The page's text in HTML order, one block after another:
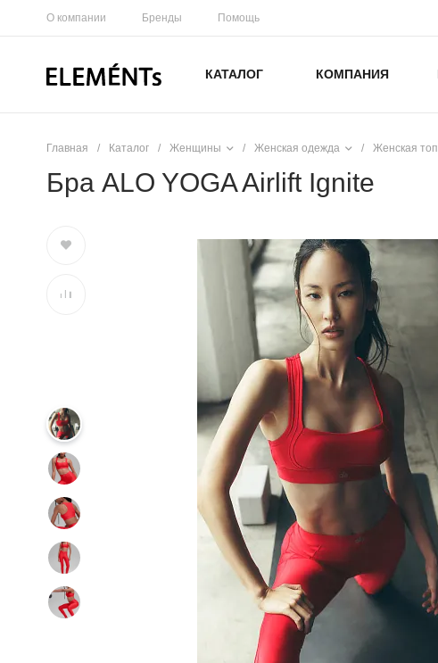
О компании Бренды Помощь
КАТАЛОГ КОМПАНИЯ
Главная / Каталог / Женщины / Женская одежда / Женская
Бра ALO YOGA Airlift Ignite